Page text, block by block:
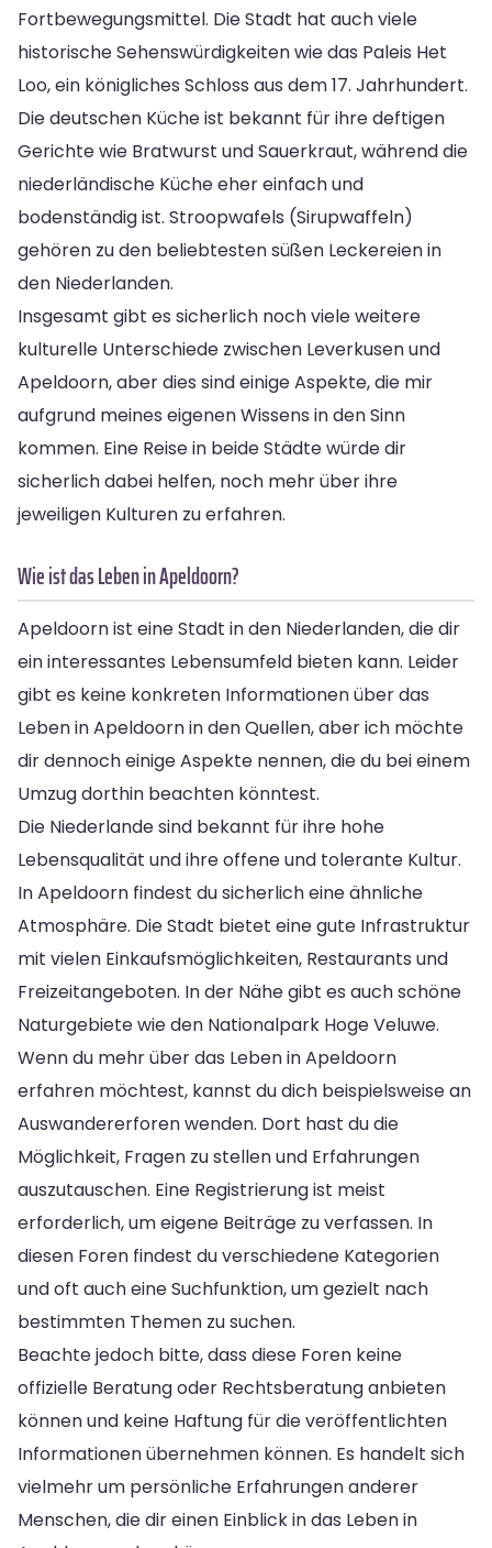
Fortbewegungsmittel. Die Stadt hat auch viele
historische Sehenswürdigkeiten wie das Paleis Het
Loo, ein königliches Schloss aus dem 17. Jahrhundert.
Die deutschen Küche ist bekannt für ihre deftigen
Gerichte wie Bratwurst und Sauerkraut, während die
niederländische Küche eher einfach und
bodenständig ist. Stroopwafels (Sirupwaffeln)
gehören zu den beliebtesten süßen Leckereien in
den Niederlanden.
Insgesamt gibt es sicherlich noch viele weitere
kulturelle Unterschiede zwischen Leverkusen und
Apeldoorn, aber dies sind einige Aspekte, die mir
aufgrund meines eigenen Wissens in den Sinn
kommen. Eine Reise in beide Städte würde dir
sicherlich dabei helfen, noch mehr über ihre
jeweiligen Kulturen zu erfahren.
Wie ist das Leben in Apeldoorn?
Apeldoorn ist eine Stadt in den Niederlanden, die dir
ein interessantes Lebensumfeld bieten kann. Leider
gibt es keine konkreten Informationen über das
Leben in Apeldoorn in den Quellen, aber ich möchte
dir dennoch einige Aspekte nennen, die du bei einem
Umzug dorthin beachten könntest.
Die Niederlande sind bekannt für ihre hohe
Lebensqualität und ihre offene und tolerante Kultur.
In Apeldoorn findest du sicherlich eine ähnliche
Atmosphäre. Die Stadt bietet eine gute Infrastruktur
mit vielen Einkaufsmöglichkeiten, Restaurants und
Freizeitangeboten. In der Nähe gibt es auch schöne
Naturgebiete wie den Nationalpark Hoge Veluwe.
Wenn du mehr über das Leben in Apeldoorn
erfahren möchtest, kannst du dich beispielsweise an
Auswandererforen wenden. Dort hast du die
Möglichkeit, Fragen zu stellen und Erfahrungen
auszutauschen. Eine Registrierung ist meist
erforderlich, um eigene Beiträge zu verfassen. In
diesen Foren findest du verschiedene Kategorien
und oft auch eine Suchfunktion, um gezielt nach
bestimmten Themen zu suchen.
Beachte jedoch bitte, dass diese Foren keine
offizielle Beratung oder Rechtsberatung anbieten
können und keine Haftung für die veröffentlichten
Informationen übernehmen können. Es handelt sich
vielmehr um persönliche Erfahrungen anderer
Menschen, die dir einen Einblick in das Leben in